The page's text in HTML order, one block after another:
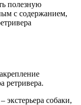
полезную
с содержанием,
ретривера.
экстерьера собаки,